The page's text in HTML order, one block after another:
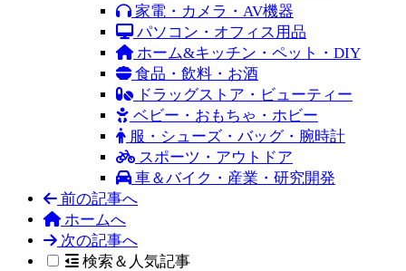
家電・カメラ・AV機器
パソコン・オフィス用品
ホーム&キッチン・ペット・DIY
食品・飲料・お酒
ドラッグストア・ビューティー
ベビー・おもちゃ・ホビー
服・シューズ・バッグ・腕時計
スポーツ・アウトドア
車＆バイク・産業・研究開発
前の記事へ
ホームへ
次の記事へ
検索＆人気記事